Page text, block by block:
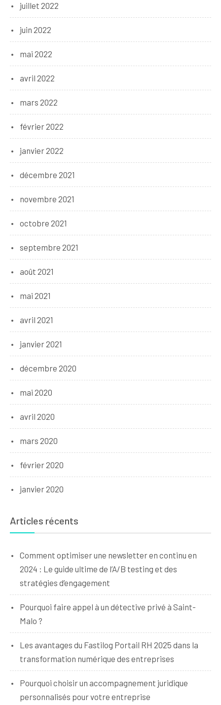
juillet 2022
juin 2022
mai 2022
avril 2022
mars 2022
février 2022
janvier 2022
décembre 2021
novembre 2021
octobre 2021
septembre 2021
août 2021
mai 2021
avril 2021
janvier 2021
décembre 2020
mai 2020
avril 2020
mars 2020
février 2020
janvier 2020
Articles récents
Comment optimiser une newsletter en continu en
2024 : Le guide ultime de l’A/B testing et des
stratégies d’engagement
Pourquoi faire appel à un détective privé à Saint-
Malo ?
Les avantages du Fastilog Portail RH 2025 dans la
transformation numérique des entreprises
Pourquoi choisir un accompagnement juridique
personnalisés pour votre entreprise